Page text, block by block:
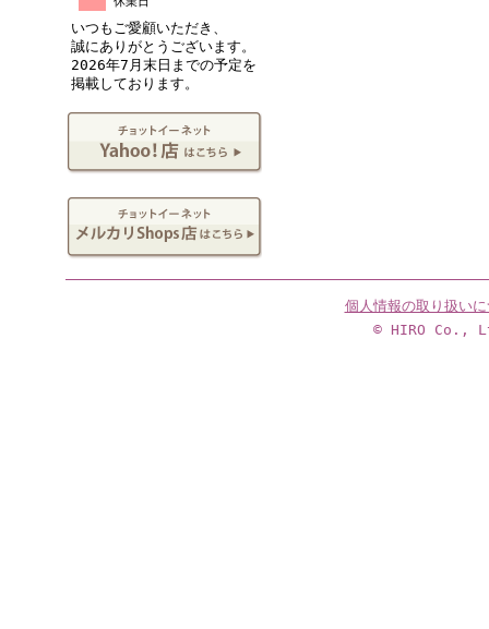
いつもご愛顧いただき、
誠にありがとうございます。
2026年7月末日までの予定を
掲載しております。
個人情報の取り扱い
© HIRO Co.,